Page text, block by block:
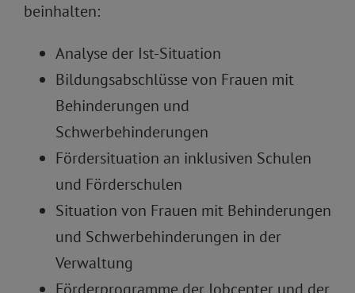
beinhalten:
Analyse der Ist-Situation
Bildungsabschlüsse von Frauen mit
Behinderungen und
Schwerbehinderungen
Fördersituation an inklusiven Schulen
und Förderschulen
Situation von Frauen mit Behinderungen
und Schwerbehinderungen in der
Verwaltung